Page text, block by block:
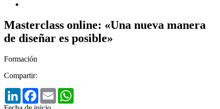
Masterclass online: «Una nueva manera
de diseñar es posible»
Formación
Compartir:
LinkedInFacebook
Email